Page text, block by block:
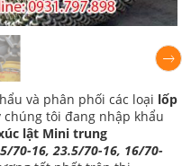
và phân phối các loại lốp
chúng tôi đang nhập khẩu
lật Mini trung
70-16, 23.5/70-16, 16/70-